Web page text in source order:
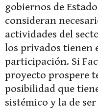
gobiernos de
consideran
actividades del
los privados tienen
participación. Si
proyecto prospere
posibilidad que
sistémico y la de